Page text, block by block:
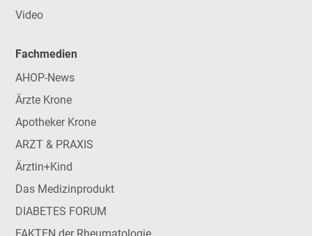
Video
Fachmedien
AHOP-News
Ärzte Krone
Apotheker Krone
ARZT & PRAXIS
Ärztin+Kind
Das Medizinprodukt
DIABETES FORUM